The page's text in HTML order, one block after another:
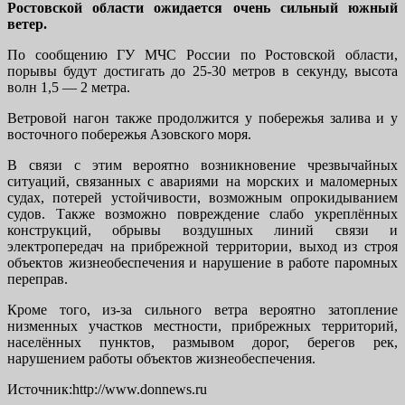
Ростовской области ожидается очень сильный южный
ветер.
По сообщению ГУ МЧС России по Ростовской области,
порывы будут достигать до 25-30 метров в секунду, высота
волн 1,5 — 2 метра.
Ветровой нагон также продолжится у побережья залива и у
восточного побережья Азовского моря.
В связи с этим вероятно возникновение чрезвычайных
ситуаций, связанных с авариями на морских и маломерных
судах, потерей устойчивости, возможным опрокидыванием
судов. Также возможно повреждение слабо укреплённых
конструкций, обрывы воздушных линий связи и
электропередач на прибрежной территории, выход из строя
объектов жизнеобеспечения и нарушение в работе паромных
переправ.
Кроме того, из-за сильного ветра вероятно затопление
низменных участков местности, прибрежных территорий,
населённых пунктов, размывом дорог, берегов рек,
нарушением работы объектов жизнеобеспечения.
Источник:http://www.donnews.ru